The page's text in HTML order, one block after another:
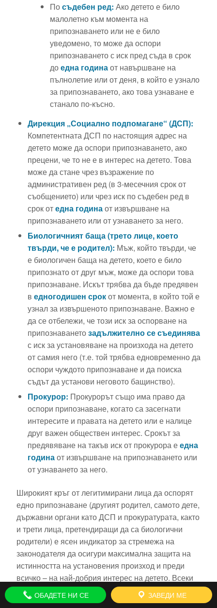
Посъдебен ред: Ако детето е било
малолетно към момента на
припознаването или не е било
уведомено, то може да оспори
припознаването с иск пред съда в срок
доедна годинаот навършване на
пълнолетие или от деня, в който е узнало
за припознаването, ако това узнаване е
станало по-късно.
Дирекция „Социално подпомагане“ (ДСП):
Компетентната ДСП по настоящия адрес на
детето може да оспори припознаването, ако
прецени, че то не е в интерес на детето. Това
може да стане чрез възражение по
административен ред (в 3-месечния срок от
съобщението) или чрез иск по съдебен ред в
срок отедна годинаот извършване на
припознаването или от узнаването за него.
Биологичният баща (трето лице, което
твърди, че е родител): Мъж, който твърди, че
е биологичен баща на детето, което е било
припознато от друг мъж, може да оспори това
припознаване. Искът трябва да бъде предявен
в едногодишен срокот момента, в който той е
узнал за извършеното припознаване. Важно е
да се отбележи, че този иск за оспорване на
припознаванетозадължително се съединява
с иск за установяване на произхода на детето
от самия него (т.е. той трябва едновременно да
оспори чуждото припознаване и да поиска
съдът да установи неговото бащинство).
Прокурор: Прокурорът също има право да
оспори припознаване, когато са засегнати
интересите и правата на детето или е налице
друг важен обществен интерес. Срокът за
предявяване на такъв иск от прокурора еедна
годинаот извършване на припознаването или
от узнаването за него.
Широкият кръг от легитимирани лица да оспорят
едно припознаване (другият родител, самото дете,
държавни органи като ДСП и прокуратурата, както
и трети лица, претендиращи да са биологични
родители) е ясен индикатор за стремежа на
законодателя да осигури максимална защита на
истинността на установения произход и преди
всичко – на най-добрия интерес на детето. Всеки
от тези субекти има специфичен правен интерес,
който законът защитава чрез предоставянето на
ОБАДЕТЕ НИ СЕ ЗАВЕДИ МЕ